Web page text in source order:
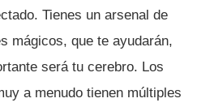
Tienes un arsenal de
mágicos, que te ayudarán,
será tu cerebro. Los
a menudo tienen múltiples